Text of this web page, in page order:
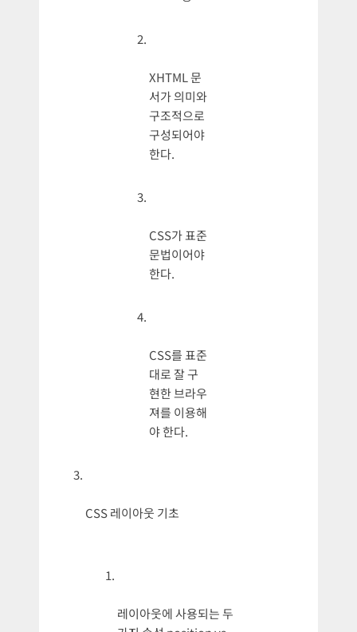
XHTML 문
서가 의미와
구조적으로
구성되어야
한다.
CSS가 표준
문법이어야
한다.
CSS를 표준
대로 잘 구
현한 브라우
져를 이용해
야 한다.
CSS 레이아웃 기초
레이아웃에 사용되는 두